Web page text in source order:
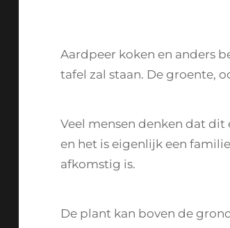
Aardpeer koken en anders
tafel zal staan. De groente,
Veel mensen denken dat
en het is eigenlijk een
afkomstig is.
De plant kan boven de